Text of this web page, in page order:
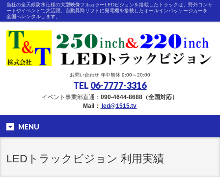
当社の全天候防水仕様の大型映像フルカラーLEDビジョンを搭載したトラックは、野外コンサ
ートやイベントで大活躍。自動昇降リフトに発電機を搭載したオールインパッケージカーを、
全国へレンタルします。
お問い合わせ 年中無休 9:00～20:00
TEL 06-7777-3316
イベント事業部直通：090-4644-8688（全国対応）
Mail：
led@1515.tv
MENU
LEDトラックビジョン 利用実績